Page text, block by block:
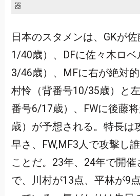
器
日本のスタメンは、GKが
1/40歳）、DFに佐々木ロ
3/46歳）、MFに右が絶対的
村怜（背番号10/35歳）と
番号6/17歳）、FWに後藤
歳）が予想される。特長は
早さ、FW,MF3人で攻撃し
ことだ。23年、24年で開
で、川村が13点、平林が9